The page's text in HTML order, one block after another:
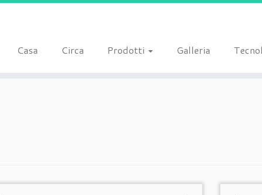
Casa Circa Prodotti Galleria